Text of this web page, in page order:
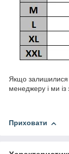
Якщо
менеджеру і ми
Приховати